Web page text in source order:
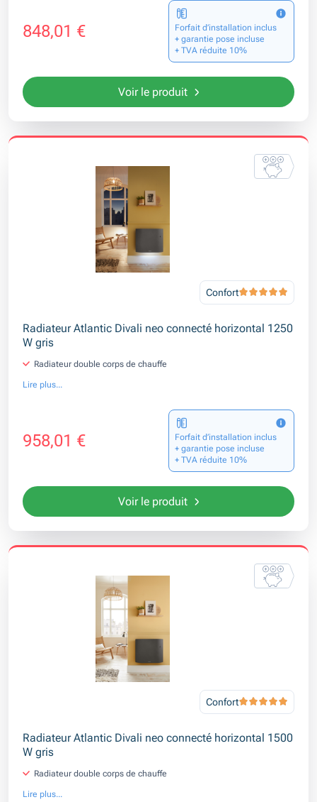
848,01 €
Forfait d’installation inclus
+ garantie pose incluse
+ TVA réduite 10%
Voir le produit
Confort
Radiateur Atlantic Divali neo connecté horizontal 1250
W gris
Radiateur double corps de chauffe
Lire plus...
958,01 €
Forfait d’installation inclus
+ garantie pose incluse
+ TVA réduite 10%
Voir le produit
Confort
Radiateur Atlantic Divali neo connecté horizontal 1500
W gris
Radiateur double corps de chauffe
Lire plus...